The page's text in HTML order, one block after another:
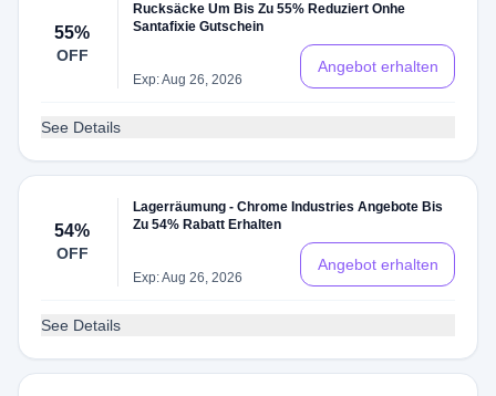
55%
OFF
Rucksäcke Um Bis Zu 55% Reduziert Onhe
Santafixie Gutschein
Exp: Aug 26, 2026
Angebot erhalten
See Details
54%
OFF
Lagerräumung - Chrome Industries Angebote Bis
Zu 54% Rabatt Erhalten
Exp: Aug 26, 2026
Angebot erhalten
See Details